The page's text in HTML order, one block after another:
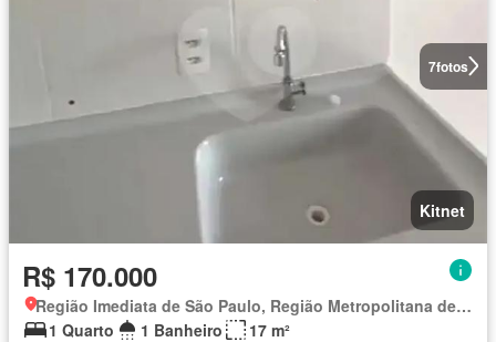
7fotos
Kitnet
R$ 170.000
Região Imediata de São Paulo, Região Metropolitana de São Paulo
1 Quarto
1 Banheiro 17 m²